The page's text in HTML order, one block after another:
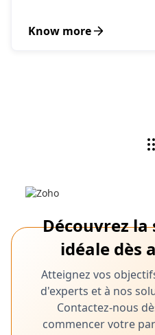
Know more
Découvrez
idéale dès
Atteignez vos
d'experts et à nos
Contactez-nous
commencer votre